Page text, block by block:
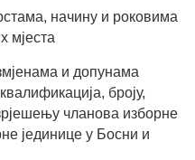
начину и роковима
мјеста
и допунама
броју,
чланова изборне
јединице у Босни и